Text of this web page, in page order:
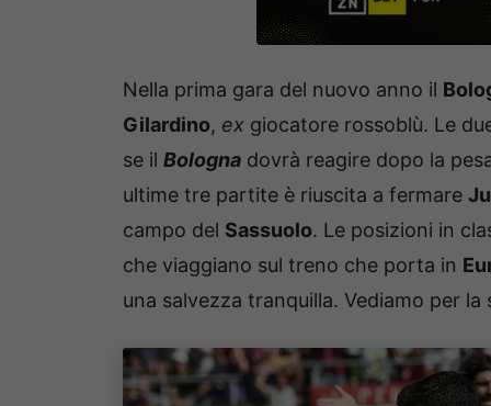
Nella prima gara del nuovo anno il
Gilardino, ex giocatore rossoblù. Le
se il Bologna dovrà reagire dopo la
ultime tre partite è riuscita a fermare
campo del Sassuolo. Le posizioni in
che viaggiano sul treno che porta in
una salvezza tranquilla. Vediamo per la